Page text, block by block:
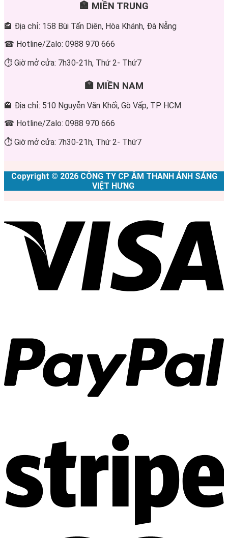
🏣 MIỀN TRUNG
🏤 Địa chỉ: 158 Bùi Tấn Diên, Hòa Khánh, Đà Nẵng
☎ Hotline/Zalo: 0988 970 666
⏱ Giờ mở cửa: 7h30-21h, Thứ 2- Thứ7
🏣 MIỀN NAM
🏤 Địa chỉ: 510 Nguyễn Văn Khối, Gò Vấp, TP HCM
☎ Hotline/Zalo: 0988 970 666
⏱ Giờ mở cửa: 7h30-21h, Thứ 2- Thứ7
Copyright © 2026 CÔNG TY CP ÂM THANH ÁNH SÁNG
VIỆT HƯNG